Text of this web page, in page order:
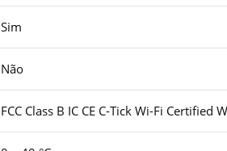
Sim
Não
FCC Class B IC CE C-Tick Wi-Fi Certified